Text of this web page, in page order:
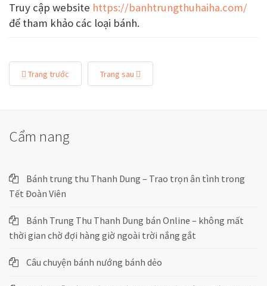
Truy cập website https://banhtrungthuhaiha.com/
để tham khảo các loại bánh.
Trang trước Trang sau
Cẩm nang
Bánh trung thu Thanh Dung – Trao trọn ân tình trong
Tết Đoàn Viên
Bánh Trung Thu Thanh Dung bán Online – không mất
thời gian chờ đợi hàng giờ ngoài trời nắng gắt
Câu chuyện bánh nướng bánh dẻo